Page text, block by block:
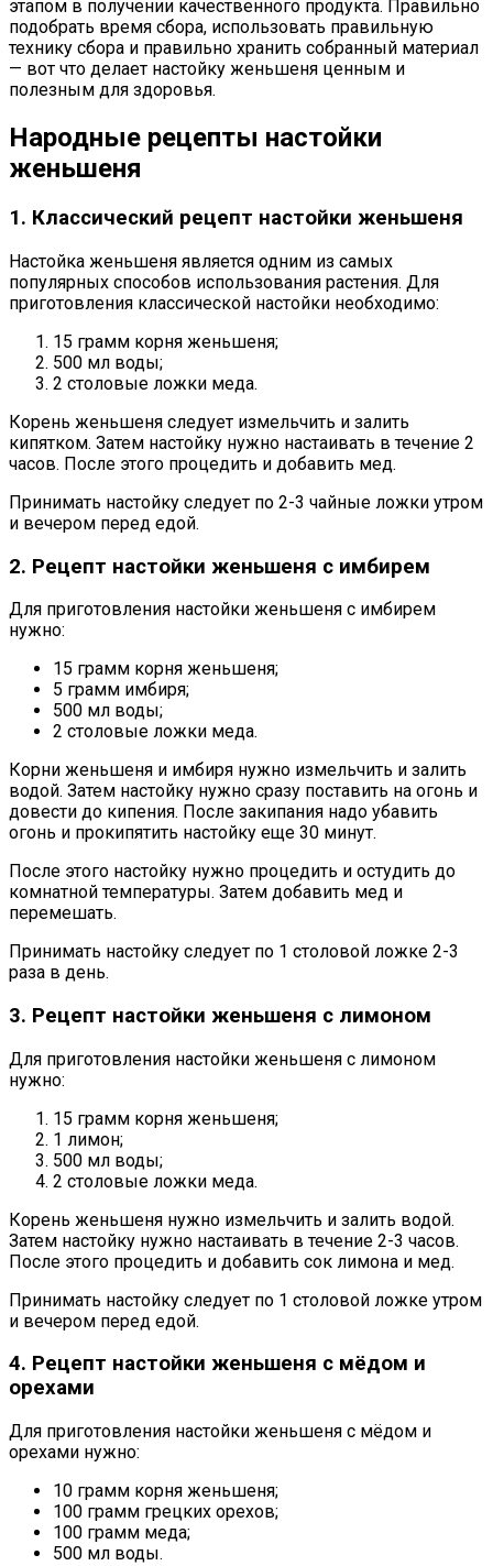
этапом в получении качественного продукта. Правильно
подобрать время сбора, использовать правильную
технику сбора и правильно хранить собранный материал
— вот что делает настойку женьшеня ценным и
полезным для здоровья.
Народные рецепты настойки
женьшеня
1. Классический рецепт настойки женьшеня
Настойка женьшеня является одним из самых
популярных способов использования растения. Для
приготовления классической настойки необходимо:
15 грамм корня женьшеня;
500 мл воды;
2 столовые ложки меда.
Корень женьшеня следует измельчить и залить
кипятком. Затем настойку нужно настаивать в течение 2
часов. После этого процедить и добавить мед.
Принимать настойку следует по 2-3 чайные ложки утром
и вечером перед едой.
2. Рецепт настойки женьшеня с имбирем
Для приготовления настойки женьшеня с имбирем
нужно:
15 грамм корня женьшеня;
5 грамм имбиря;
500 мл воды;
2 столовые ложки меда.
Корни женьшеня и имбиря нужно измельчить и залить
водой. Затем настойку нужно сразу поставить на огонь и
довести до кипения. После закипания надо убавить
огонь и прокипятить настойку еще 30 минут.
После этого настойку нужно процедить и остудить до
комнатной температуры. Затем добавить мед и
перемешать.
Принимать настойку следует по 1 столовой ложке 2-3
раза в день.
3. Рецепт настойки женьшеня с лимоном
Для приготовления настойки женьшеня с лимоном
нужно:
15 грамм корня женьшеня;
1 лимон;
500 мл воды;
2 столовые ложки меда.
Корень женьшеня нужно измельчить и залить водой.
Затем настойку нужно настаивать в течение 2-3 часов.
После этого процедить и добавить сок лимона и мед.
Принимать настойку следует по 1 столовой ложке утром
и вечером перед едой.
4. Рецепт настойки женьшеня с мёдом и
орехами
Для приготовления настойки женьшеня с мёдом и
орехами нужно:
10 грамм корня женьшеня;
100 грамм грецких орехов;
100 грамм меда;
500 мл воды.